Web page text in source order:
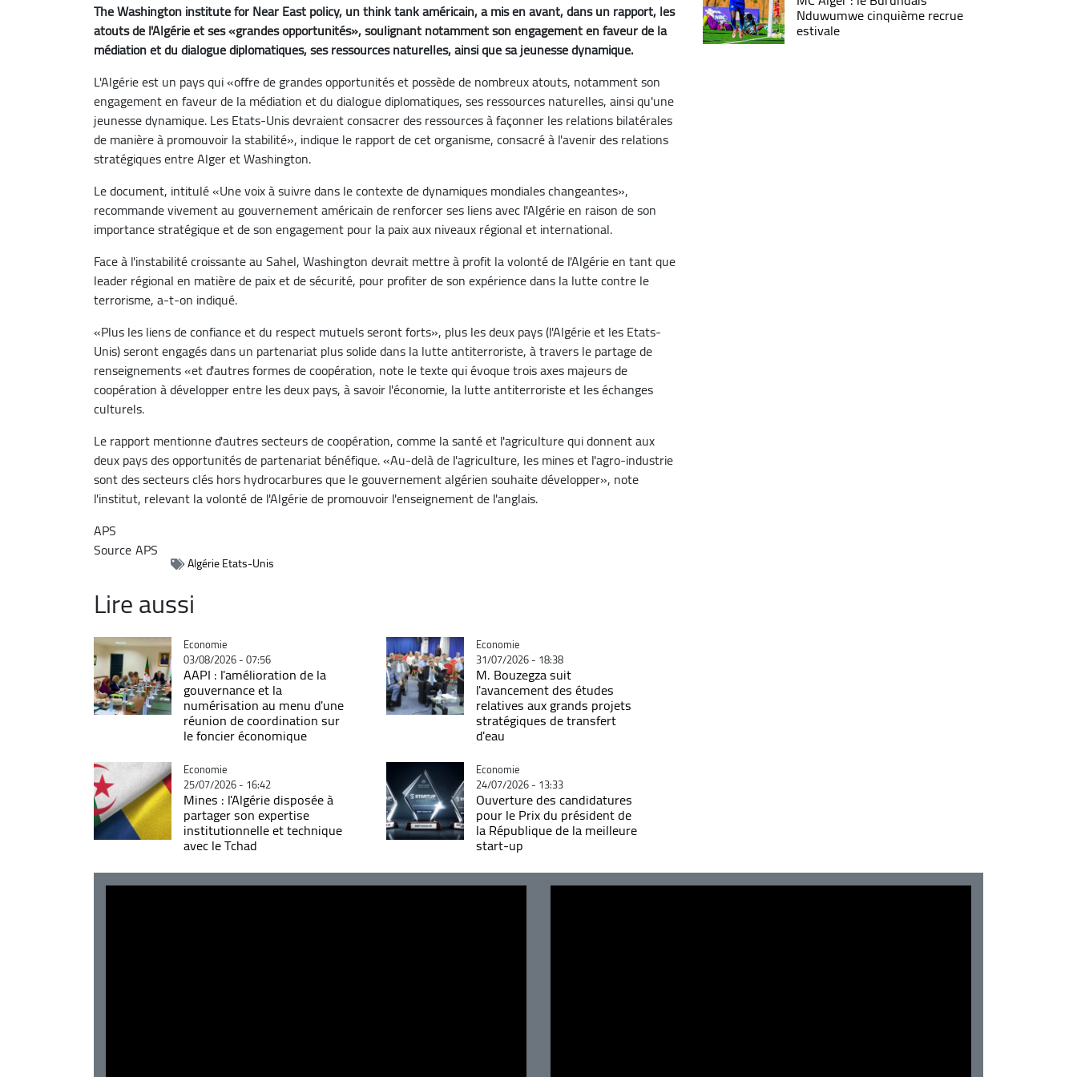
The Washington institute for Near East policy, un think tank américain, a mis en avant, dans un rapport, les
atouts de l'Algérie et ses «grandes opportunités», soulignant notamment son engagement en faveur de la
médiation et du dialogue diplomatiques, ses ressources naturelles, ainsi que sa jeunesse dynamique.
L'Algérie est un pays qui «offre de grandes opportunités et possède de nombreux atouts, notamment son
engagement en faveur de la médiation et du dialogue diplomatiques, ses ressources naturelles, ainsi qu'une
jeunesse dynamique. Les Etats-Unis devraient consacrer des ressources à façonner les relations bilatérales
de manière à promouvoir la stabilité», indique le rapport de cet organisme, consacré à l'avenir des relations
stratégiques entre Alger et Washington.
Le document, intitulé «Une voix à suivre dans le contexte de dynamiques mondiales changeantes»,
recommande vivement au gouvernement américain de renforcer ses liens avec l'Algérie en raison de son
importance stratégique et de son engagement pour la paix aux niveaux régional et international.
Face à l'instabilité croissante au Sahel, Washington devrait mettre à profit la volonté de l'Algérie en tant que
leader régional en matière de paix et de sécurité, pour profiter de son expérience dans la lutte contre le
terrorisme, a-t-on indiqué.
«Plus les liens de confiance et du respect mutuels seront forts», plus les deux pays (l'Algérie et les Etats-
Unis) seront engagés dans un partenariat plus solide dans la lutte antiterroriste, à travers le partage de
renseignements «et d'autres formes de coopération, note le texte qui évoque trois axes majeurs de
coopération à développer entre les deux pays, à savoir l'économie, la lutte antiterroriste et les échanges
culturels.
Le rapport mentionne d'autres secteurs de coopération, comme la santé et l'agriculture qui donnent aux
deux pays des opportunités de partenariat bénéfique. «Au-delà de l'agriculture, les mines et l'agro-industrie
sont des secteurs clés hors hydrocarbures que le gouvernement algérien souhaite développer», note
l'institut, relevant la volonté de l'Algérie de promouvoir l'enseignement de l'anglais.
APS
SourceAPS
Algérie Etats-Unis
Lire aussi
Catégorie
Economie
03/08/2026 - 07:56
AAPI : l'amélioration de la
gouvernance et la
numérisation au menu d'une
réunion de coordination sur
le foncier économique
Catégorie
Economie
31/07/2026 - 18:38
M. Bouzegza suit
l'avancement des études
relatives aux grands projets
stratégiques de transfert
d'eau
Catégorie
Economie
25/07/2026 - 16:42
Mines : l'Algérie disposée à
partager son expertise
institutionnelle et technique
avec le Tchad
Catégorie
Economie
24/07/2026 - 13:33
Ouverture des candidatures
pour le Prix du président de
la République de la meilleure
start-up
Nduwumwe cinquième recrue
estivale